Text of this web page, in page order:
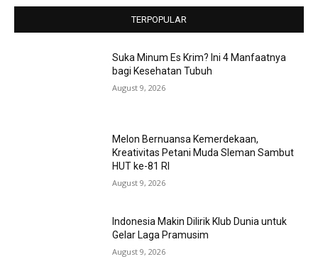
TERPOPULAR
Suka Minum Es Krim? Ini 4 Manfaatnya
bagi Kesehatan Tubuh
August 9, 2026
Melon Bernuansa Kemerdekaan,
Kreativitas Petani Muda Sleman Sambut
HUT ke-81 RI
August 9, 2026
Indonesia Makin Dilirik Klub Dunia untuk
Gelar Laga Pramusim
August 9, 2026